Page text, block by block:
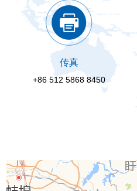
传真
+86 512 5868 8450